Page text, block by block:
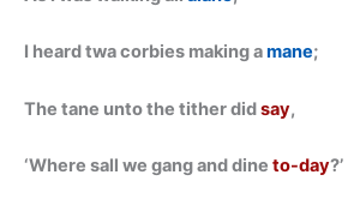
I heard twa corbies making amane;
The tane unto the tither didsay,
‘Where sall we gang and dine to-day?’